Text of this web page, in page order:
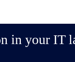
in your IT